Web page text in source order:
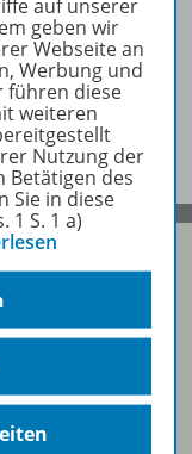
auf unserer
geben wir
Webseite an
Werbung und
führen diese
weiteren
Nutzung der
Betätigen des
Sie in diese
1 S. 1 a)